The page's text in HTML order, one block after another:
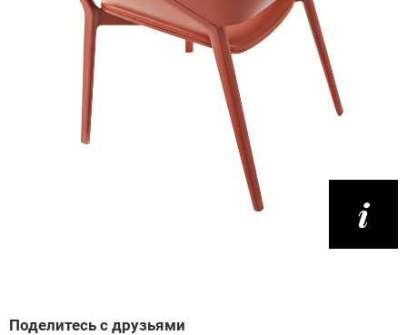
Поделитесь с друзьями